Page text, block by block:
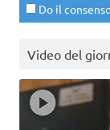
Do il
Video del